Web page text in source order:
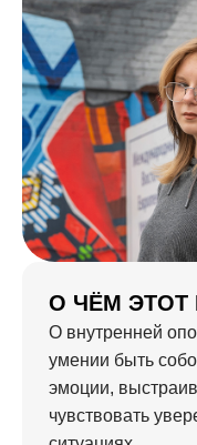
О ЧЁМ ЭТОТ
О внутренней
умении быть
эмоции,
чувствовать